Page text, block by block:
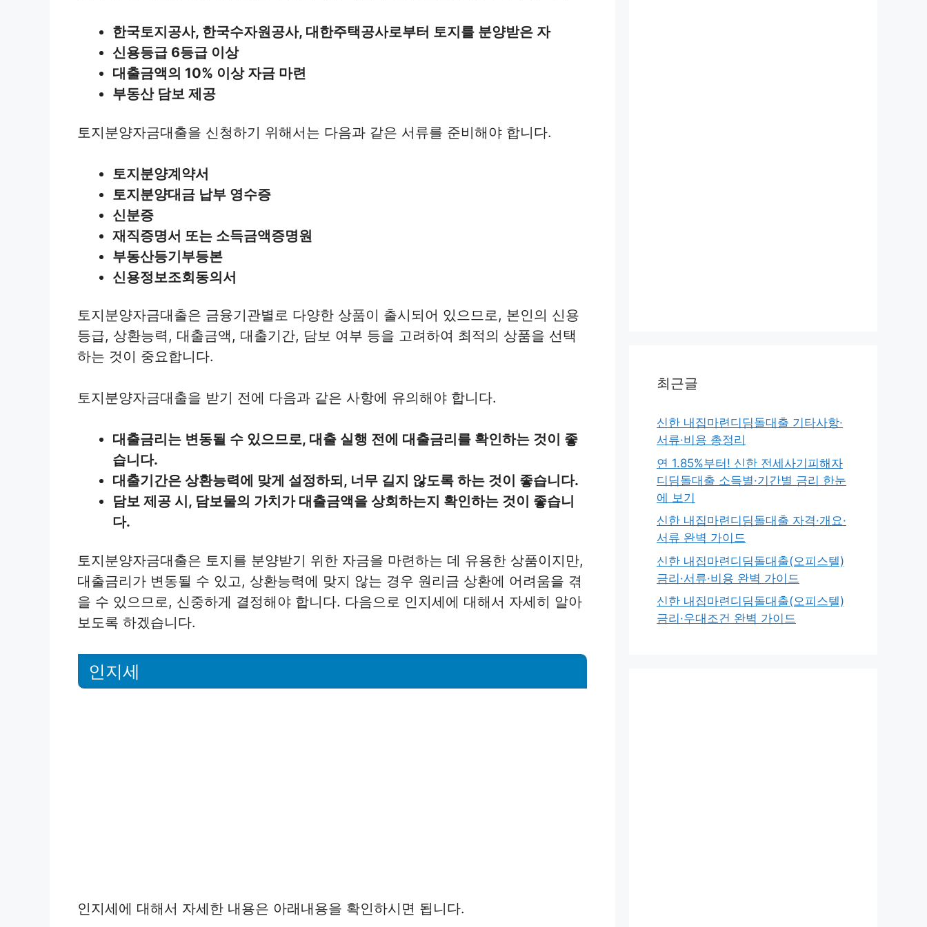
한국토지공사, 한국수자원공사, 대한주택공사로부터 토지를 분양받은 자
신용등급 6등급 이상
대출금액의 10% 이상 자금 마련
부동산 담보 제공
토지분양자금대출을 신청하기 위해서는 다음과 같은 서류를 준비해야 합니다.
토지분양계약서
토지분양대금 납부 영수증
신분증
재직증명서 또는 소득금액증명원
부동산등기부등본
신용정보조회동의서
토지분양자금대출은 금융기관별로 다양한 상품이 출시되어 있으므로, 본인의 신용
등급, 상환능력, 대출금액, 대출기간, 담보 여부 등을 고려하여 최적의 상품을 선택
하는 것이 중요합니다.
토지분양자금대출을 받기 전에 다음과 같은 사항에 유의해야 합니다.
대출금리는 변동될 수 있으므로, 대출 실행 전에 대출금리를 확인하는 것이 좋
습니다.
대출기간은 상환능력에 맞게 설정하되, 너무 길지 않도록 하는 것이 좋습니다.
담보 제공 시, 담보물의 가치가 대출금액을 상회하는지 확인하는 것이 좋습니
다.
토지분양자금대출은 토지를 분양받기 위한 자금을 마련하는 데 유용한 상품이지만,
대출금리가 변동될 수 있고, 상환능력에 맞지 않는 경우 원리금 상환에 어려움을 겪
을 수 있으므로, 신중하게 결정해야 합니다. 다음으로 인지세에 대해서 자세히 알아
보도록 하겠습니다.
인지세
인지세에 대해서 자세한 내용은 아래내용을 확인하시면 됩니다.
최근글
신한 내집마련디딤돌대출 기타사항·
서류·비용 총정리
연 1.85%부터! 신한 전세사기피해자
디딤돌대출 소득별·기간별 금리 한눈
에 보기
신한 내집마련디딤돌대출 자격·개요·
서류 완벽 가이드
신한 내집마련디딤돌대출(오피스텔)
금리·서류·비용 완벽 가이드
신한 내집마련디딤돌대출(오피스텔)
금리·우대조건 완벽 가이드